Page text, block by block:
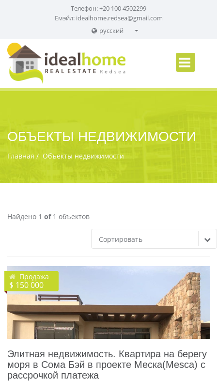
Телефон: +20 100 4502299
Емэйл: idealhome.redsea@gmail.com
русский
Russian
ОБЪЕКТЫ НЕДВИЖИМОСТИ
Главная Объекты недвижимости
Найдено 1 of1 объектов
Сортировать
Продажа
$ 150 000
Элитная недвижимость. Квартира на берегу
моря в Сома Бэй в проекте Меска(Mesca) с
рассрочкой платежа